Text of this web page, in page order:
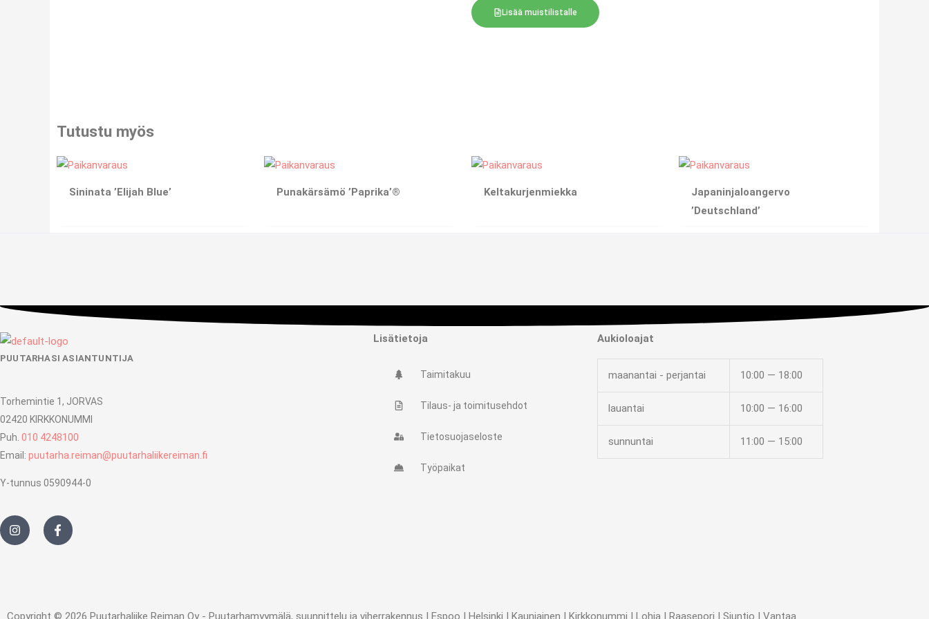
Lisää muistilistalle
Tutustu myös
Sininata ’Elijah Blue’ Punakärsämö ’Paprika’® Keltakurjenmiekka
Japaninjaloangervo
’Deutschland’
PUUTARHASI ASIANTUNTIJA
Torhemintie 1, JORVAS
02420 KIRKKONUMMI
Puh. 010 4248100
Email: puutarha.reiman@puutarhaliikereiman.fi
Y-tunnus 0590944-0
I
n
s
m
F
a
c
-
Lisätietoja
Taimitakuu
Tilaus- ja toimitusehdot
Tietosuojaseloste
Työpaikat
Aukioloajat
maanantai - perjantai 10:00 — 18:00
lauantai 10:00 — 16:00
sunnuntai 11:00 — 15:00
Copyright © 2026 Puutarhaliike Reiman Oy - Puutarhamyymälä, suunnittelu ja viherrakennus | Espoo | Helsinki | Kauniainen | Kirkkonummi | Lohja | Raasepori | Siuntio | Vantaa